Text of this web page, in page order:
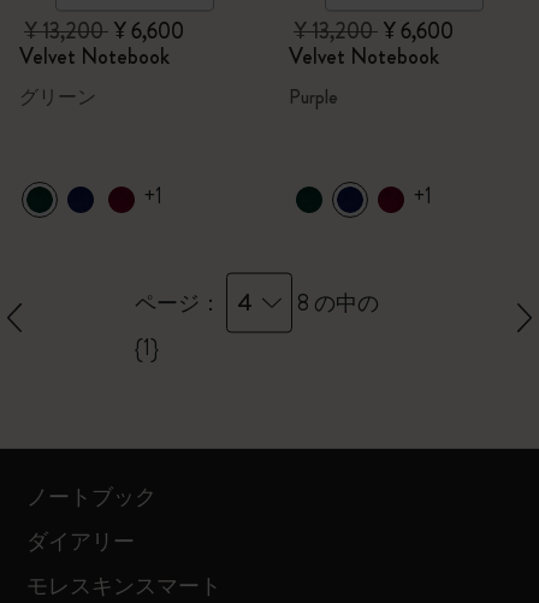
¥ 13,200¥ 6,600
Velvet Notebook
グリーン
+1
¥ 13,200¥ 6,600
Velvet Notebook
Purple
+1
ページ： 4
8 の中の
{1}
ノートブック
ダイアリー
モレスキンスマート